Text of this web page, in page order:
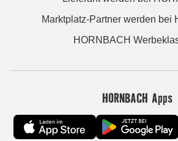
Marktplatz-Partner werden bei
HORNBACH
HORNBACH Apps